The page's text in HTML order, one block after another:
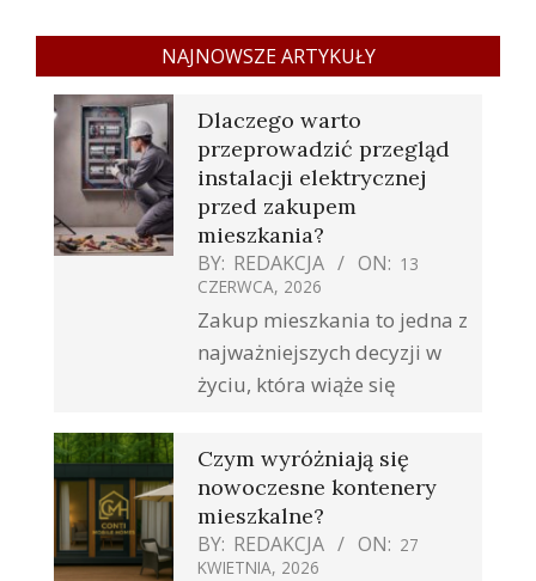
NAJNOWSZE ARTYKUŁY
Dlaczego warto
przeprowadzić przegląd
instalacji elektrycznej
przed zakupem
mieszkania?
BY: REDAKCJA ON: 13
CZERWCA, 2026
Zakup mieszkania to jedna z
najważniejszych decyzji w
życiu, która wiąże się
Czym wyróżniają się
nowoczesne kontenery
mieszkalne?
BY: REDAKCJA ON: 27
KWIETNIA, 2026